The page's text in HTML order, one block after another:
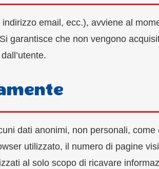
email, ecc.), avviene al
garantisce che non vengono
dati anonimi, non personali, come
utilizzato, il numero di pagine
al solo scopo di ricavare